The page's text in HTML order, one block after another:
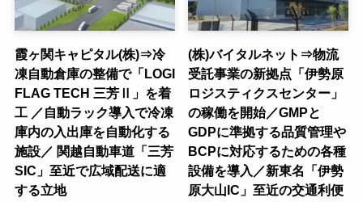
霞ヶ関キャピタル(株)⇒冷
凍自動倉庫の整備で「LOGI
FLAG TECH 三芳Ⅱ」を着
工 ／自動ラック導入で冷凍
庫内の入出庫を自動化する
施設／ 関越自動車道「三芳
SIC」至近で広域配送に適
する立地
(株)バイタルネット⇒物流
受託事業の新拠点「伊勢原
ロジスティクスセンター」
の稼働を開始／GMPと
GDPに準拠する品質管理や
BCPに対応するための各種
設備を導入／新東名「伊勢
原大山IC」至近の交通利便